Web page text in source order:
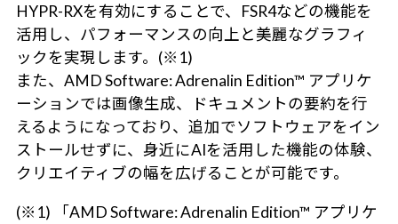
HYPR-RXを有効にすることで、FSR4などの機能を
活用し、パフォーマンスの向上と美麗なグラフィ
ックを実現します。(※1)
また、AMD Software: Adrenalin Edition™ アプリケ
ーションでは画像生成、ドキュメントの要約を行
えるようになっており、追加でソフトウェアをイン
ストールせずに、身近にAIを活用した機能の体験、
クリエイティブの幅を広げることが可能です。
(※1) 「AMD Software: Adrenalin Edition™ アプリケ